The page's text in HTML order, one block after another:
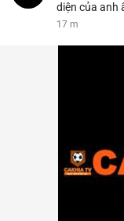
diện của anh
17 m